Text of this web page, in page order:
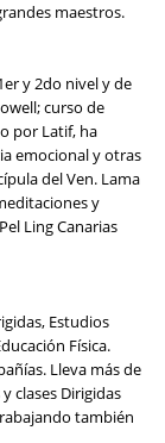
maestros.
y 2do nivel y de
curso de
por Latif, ha
emocional y otras
del Ven. Lama
y
Ling Canarias
Estudios
Física.
Lleva más de
clases Dirigidas
también